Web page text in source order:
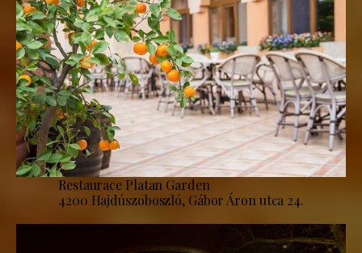
Restaurace Platan Garden
4200 Hajdúszoboszló, Gábor Áron utca 24.